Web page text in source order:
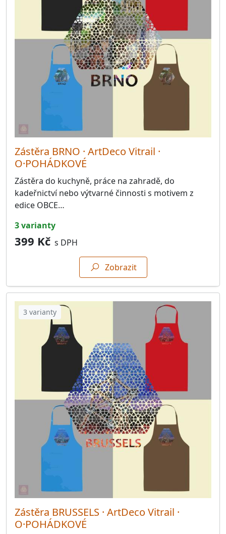
Zástěra BRNO · ArtDeco Vitrail ·
O·POHÁDKOVÉ
Zástěra do kuchyně, práce na zahradě, do
kadeřnictví nebo výtvarné činnosti s motivem z
edice OBCE…
3 varianty
399 Kč s DPH
Zobrazit
3 varianty
Zástěra BRUSSELS · ArtDeco Vitrail ·
O·POHÁDKOVÉ